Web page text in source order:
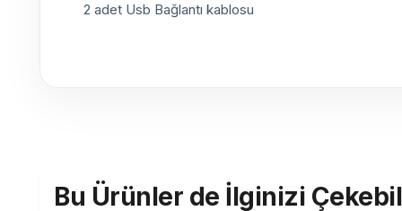
2 adet Usb Bağlantı kablosu
Bu Ürünler de İlginizi